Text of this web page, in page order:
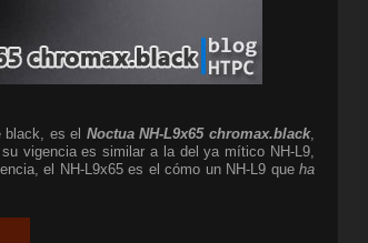
black, es el Noctua NH-L9x65 chromax.black,
vigencia es similar a la del ya mítico NH-L9,
el NH-L9x65 es el cómo un NH-L9 que ha